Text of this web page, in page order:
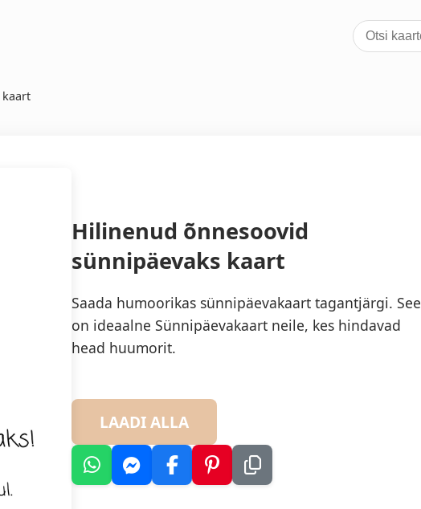
Hilinenud õnnesoovid
sünnipäevaks kaart
Saada humoorikas sünnipäevakaart tagantjärgi. See
on ideaalne Sünnipäevakaart neile, kes hindavad
head huumorit.
LAADI ALLA